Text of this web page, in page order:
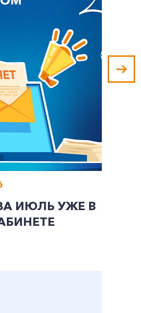
ИЮЛЬ УЖЕ В